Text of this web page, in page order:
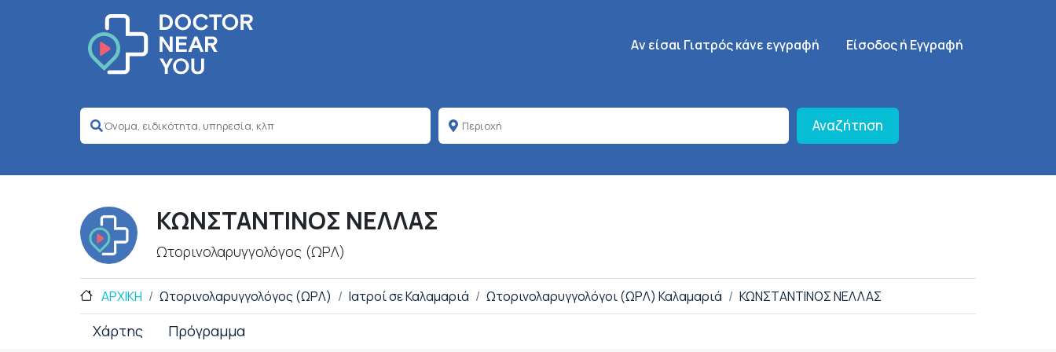
Κεντρική πλοήγηση
Aν είσαι Γιατρός κάνε εγγραφή SignUp Menu
Είσοδος ή Εγγραφή
Αναζήτηση
ΚΩΝΣΤΑΝΤΙΝΟΣ ΝΕΛΛΑΣ
Ωτορινολαρυγγολόγος (ΩΡΛ)
ΑΡΧΙΚΗ Ωτορινολαρυγγολόγος (ΩΡΛ) Ιατροί σε Καλαμαριά Ωτορινολαρυγγολόγοι (ΩΡΛ) Καλαμαριά ΚΩΝΣΤΑΝΤΙΝΟΣ ΝΕΛΛΑΣ
Χάρτης Πρόγραμμα